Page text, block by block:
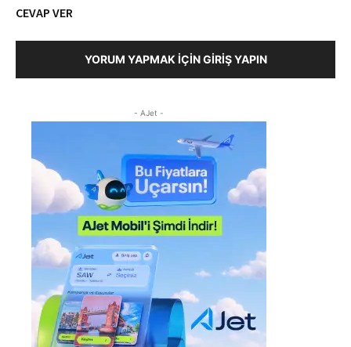
CEVAP VER
YORUM YAPMAK İÇIN GIRIŞ YAPIN
- AJet -